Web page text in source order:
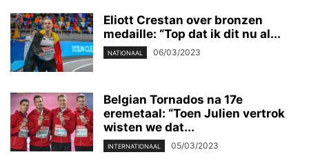
Eliott Crestan over bronzen
medaille: “Top dat ik dit nu al...
NATIONAAL 06/03/2023
Belgian Tornados na 17e
eremetaal: “Toen Julien vertrok
wisten we dat...
INTERNATIONAAL 05/03/2023